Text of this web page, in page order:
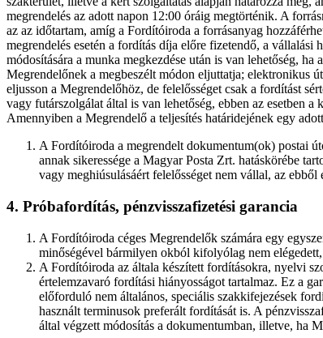
megrendelés az adott napon 12:00 óráig megtörténik. A
az az időtartam, amíg a Fordítóiroda a forrásanyag
megrendelés esetén a fordítás díja előre fizetendő, a
módosítására a munka megkezdése után is van lehetőség,
Megrendelőnek a megbeszélt módon eljuttatja; elektronikus
eljusson a Megrendelőhöz, de felelősséget csak a fordítást
vagy futárszolgálat által is van lehetőség, ebben az esetben
Amennyiben a Megrendelő a teljesítés határidejének egy
A Fordítóiroda a megrendelt dokumentum(ok) postai
annak sikeressége a Magyar Posta Zrt. hatáskörébe
vagy meghiúsulásáért felelősséget nem vállal, az
4. Próbafordítás, pénzvisszafizetési garancia
A Fordítóiroda céges Megrendelők számára egy
minőségével bármilyen okból kifolyólag nem
A Fordítóiroda az általa készített fordításokra, nyelvi
értelemzavaró fordítási hiányosságot tartalmaz. Ez a
előforduló nem általános, speciális szakkifejezések
használt terminusok preferált fordítását is. A
által végzett módosítás a dokumentumban, illetve, ha